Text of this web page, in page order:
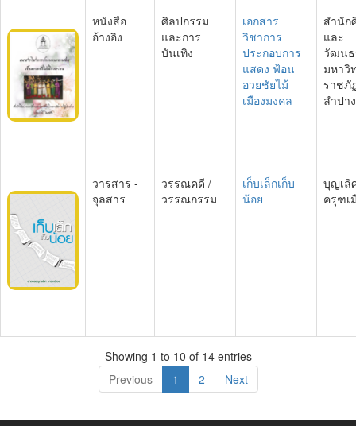
หนังสือ
อ้างอิง
ศิลปกรรม
และการ
บันเทิง
เอกสาร
วิชาการ
ประกอบการ
แสดง ฟ้อน
อวยชัยไม้
เมืองมงคล
สำนัก
และ
วัฒน
มหาวิ
ราชภั
ลำปาง
วารสาร -
จุลสาร
วรรณคดี /
วรรณกรรม
เก็บเล็กเก็บ
น้อย
บุญเลิ
ครุฑเ
Showing 1 to 10 of 14 entries
Previous
1 2 Next